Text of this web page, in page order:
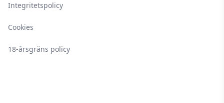
Integritetspolicy
Cookies
18-årsgräns policy